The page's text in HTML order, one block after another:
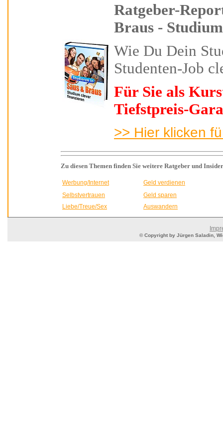
Ratgeber-
Braus -
Wie Du Dein
Studenten-Job
Für Sie als
Tiefstpreis-
>> Hier klicken
Zu diesen Themen finden Sie weitere Ratgeber und
Werbung/Internet
Geld verdienen
Selbstvertrauen
Geld sparen
Liebe/Treue/Sex
Auswandern
© Copyright by Jürgen Saladin,